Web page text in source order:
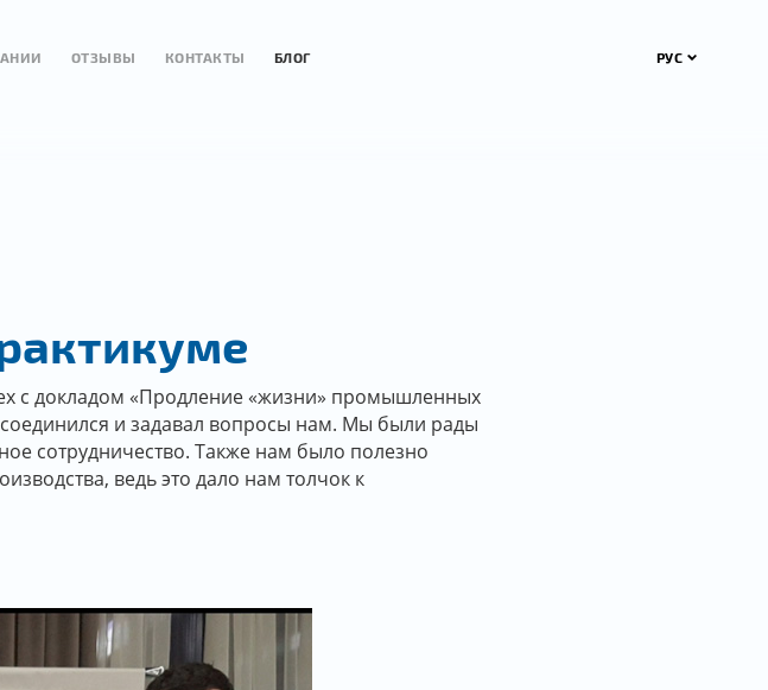
ОТЗЫВЫ КОНТАКТЫ БЛОГ РУС
с докладом «Продление «жизни» промышленных
и задавал вопросы нам. Мы были рады
сотрудничество. Также нам было полезно
ведь это дало нам толчок к